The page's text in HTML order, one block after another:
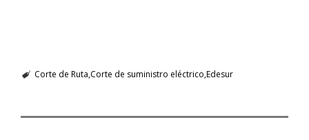
Corte de Ruta Corte de suministro eléctrico Edesur